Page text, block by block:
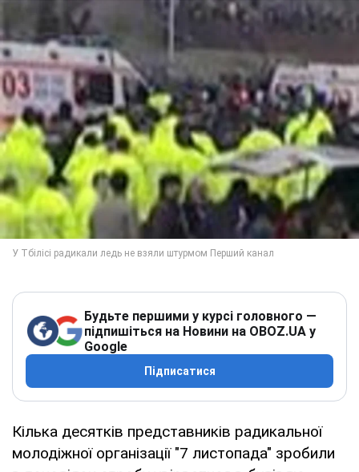
Будьте першими у курсі головного —
підпишіться на Новини на OBOZ.UA у
Google
Підписатися
Кілька десятків представників радикальної
молодіжної організації "7 листопада" зробили